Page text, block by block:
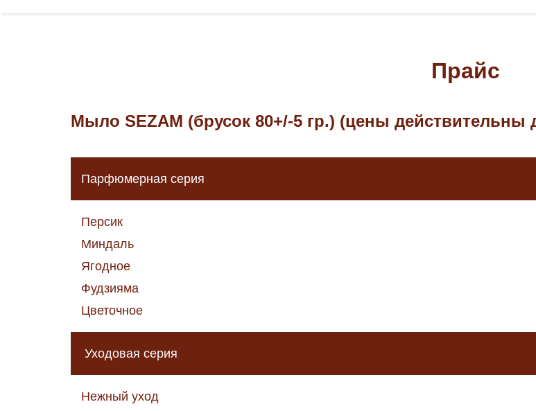
Прайс
Мыло SEZAM (брусок 80+/-5 гр.) (цены действительны
Парфюмерная серия
Персик
Миндаль
Ягодное
Фудзияма
Цветочное
Уходовая серия
Нежный уход